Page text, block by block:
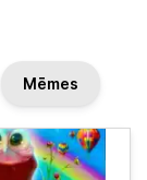
Mēmes